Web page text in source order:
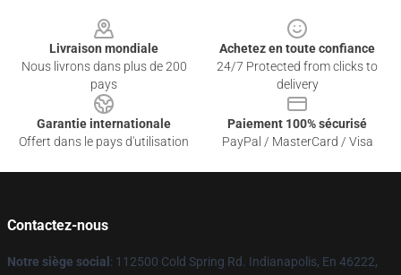
Livraison mondiale
Nous livrons dans plus de 200
pays
Achetez en toute confiance
24/7 Protected from clicks to
delivery
Garantie internationale
Offert dans le pays d'utilisation
Paiement 100% sécurisé
PayPal / MasterCard / Visa
Contactez-nous
Notre siège social : 112500 Cold Spring Rd. Indianapolis, En 46222,